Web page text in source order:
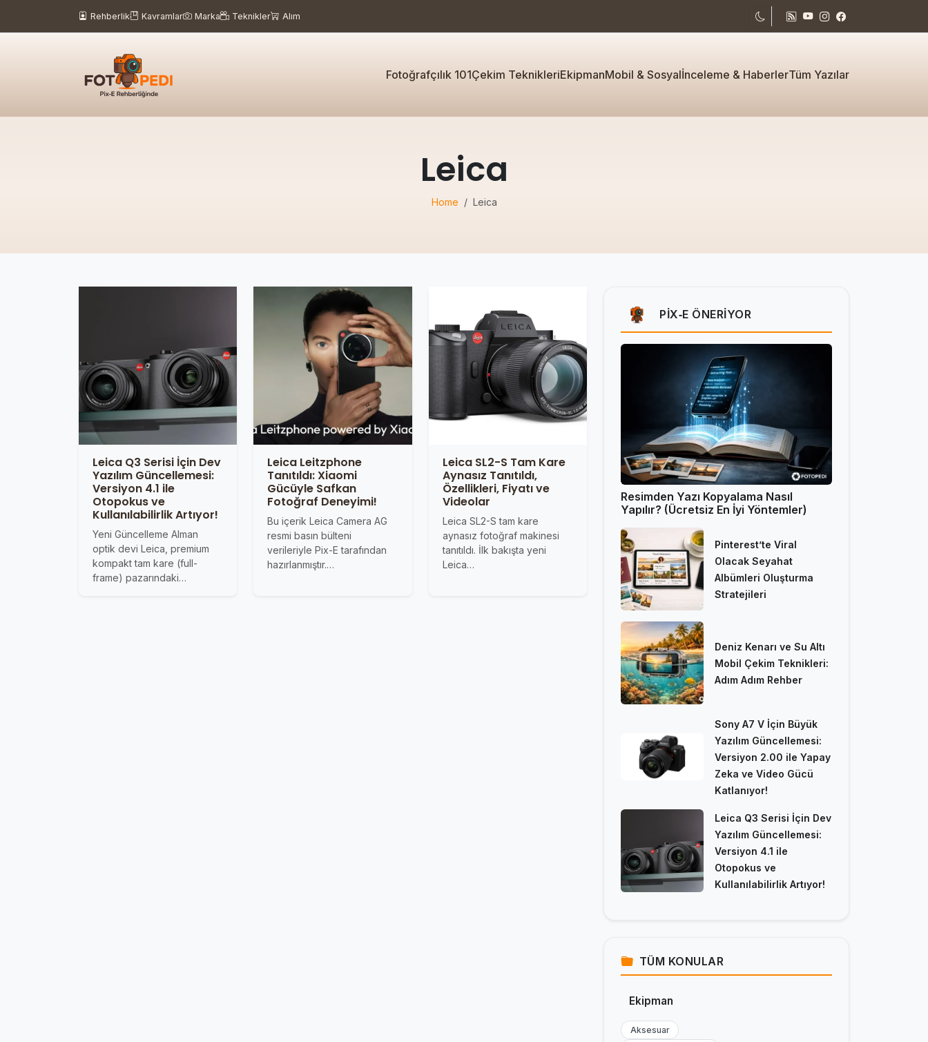
Rehberlik Kavramlar Marka Teknikler Alım
Fotoğrafçılık 101Çekim TeknikleriEkipmanMobil & Sosyalİnceleme & HaberlerTüm Yazılar
Leica
Home Leica
Leica Q3 Serisi İçin Dev
Yazılım Güncellemesi:
Versiyon 4.1 ile
Otopokus ve
Kullanılabilirlik Artıyor!
Yeni Güncelleme Alman
optik devi Leica, premium
kompakt tam kare (full-
frame) pazarındaki…
Leica Leitzphone
Tanıtıldı: Xiaomi
Gücüyle Safkan
Fotoğraf Deneyimi!
Bu içerik Leica Camera AG
resmi basın bülteni
verileriyle Pix-E tarafından
hazırlanmıştır.…
Leica SL2-S Tam Kare
Aynasız Tanıtıldı,
Özellikleri, Fiyatı ve
Videolar
Leica SL2-S tam kare
aynasız fotoğraf makinesi
tanıtıldı. İlk bakışta yeni
Leica…
PIX‑E ÖNERIYOR
Resimden Yazı Kopyalama Nasıl
Yapılır? (Ücretsiz En İyi Yöntemler)
Pinterest’te Viral
Olacak Seyahat
Albümleri Oluşturma
Stratejileri
Deniz Kenarı ve Su Altı
Mobil Çekim Teknikleri:
Adım Adım Rehber
Sony A7 V İçin Büyük
Yazılım Güncellemesi:
Versiyon 2.00 ile Yapay
Zeka ve Video Gücü
Katlanıyor!
Leica Q3 Serisi İçin Dev
Yazılım Güncellemesi:
Versiyon 4.1 ile
Otopokus ve
Kullanılabilirlik Artıyor!
TÜM KONULAR
Ekipman
Aksesuar